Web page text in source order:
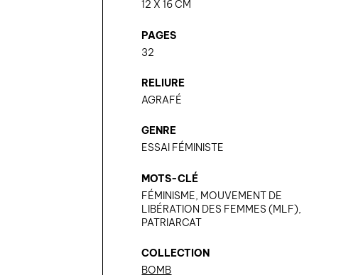
12 X 16 CM
PAGES
32
RELIURE
AGRAFÉ
GENRE
ESSAI FÉMINISTE
MOTS-CLÉ
FÉMINISME, MOUVEMENT DE
LIBÉRATION DES FEMMES (MLF),
PATRIARCAT
COLLECTION
BOMB